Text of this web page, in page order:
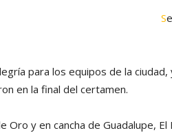
S
para los equipos de la
en la final del certamen.
Oro y en cancha de Guadalupe,